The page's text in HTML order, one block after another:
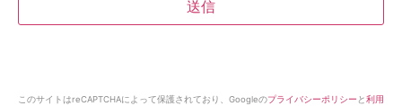
このサイトはreCAPTCHAによって保護されており、Googleのプライバシーポリシーと利用